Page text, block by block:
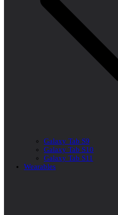
Galaxy Tab S9
Galaxy Tab S10
Galaxy Tab S11
Wearables